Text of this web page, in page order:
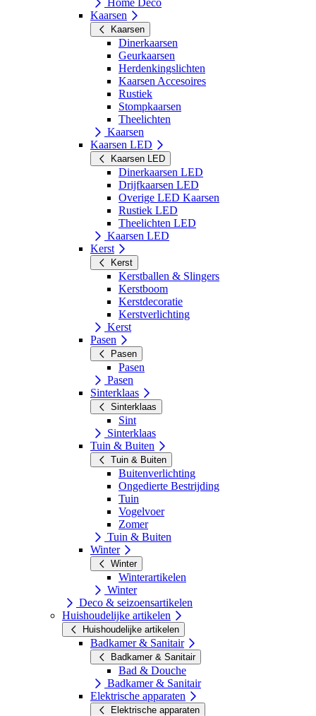
Kaarsen
Kaarsen
Dinerkaarsen
Geurkaarsen
Herdenkingslichten
Kaarsen Accesoires
Rustiek
Stompkaarsen
Theelichten
Kaarsen
Kaarsen LED
Kaarsen LED
Dinerkaarsen LED
Drijfkaarsen LED
Overige LED Kaarsen
Rustiek LED
Theelichten LED
Kaarsen LED
Kerst
Kerst
Kerstballen & Slingers
Kerstboom
Kerstdecoratie
Kerstverlichting
Kerst
Pasen
Pasen
Pasen
Pasen
Sinterklaas
Sinterklaas
Sint
Sinterklaas
Tuin & Buiten
Tuin & Buiten
Buitenverlichting
Ongedierte Bestrijding
Tuin
Vogelvoer
Zomer
Tuin & Buiten
Winter
Winter
Winterartikelen
Winter
Deco & seizoensartikelen
Huishoudelijke artikelen
Huishoudelijke artikelen
Badkamer & Sanitair
Badkamer & Sanitair
Bad & Douche
Badkamer & Sanitair
Elektrische apparaten
Elektrische apparaten